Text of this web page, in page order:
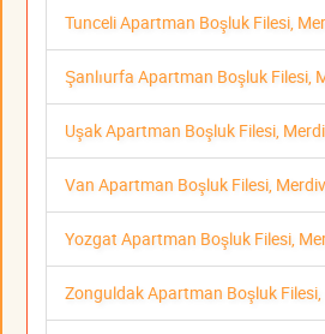
Tunceli Apartman Boşluk Filesi,
Şanlıurfa Apartman Boşluk Filesi,
Uşak Apartman Boşluk Filesi,
Van Apartman Boşluk Filesi,
Yozgat Apartman Boşluk Filesi,
Zonguldak Apartman Boşluk